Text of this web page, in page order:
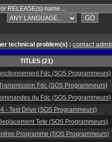
technical problem(s) : contact
TITLES (21)
Fdc (SOS Programmeurs)
Fdc (SOS Programmeurs)
du Fdc (SOS Programmeurs)
- Test Drive (SOS Programmeurs)
Tete (SOS Programmeurs)
Programme (SOS Programmeurs)